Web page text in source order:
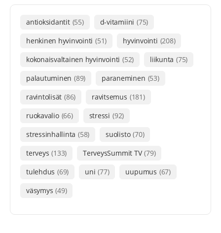
antioksidantit (55) d-vitamiini (75)
henkinen hyvinvointi (51) hyvinvointi (208)
kokonaisvaltainen hyvinvointi (52) liikunta (75)
palautuminen (89) paraneminen (53)
ravintolisät (86) ravitsemus (181)
ruokavalio (66) stressi (92)
stressinhallinta (58) suolisto (70)
terveys (133) TerveysSummit TV (79)
tulehdus (69) uni (77) uupumus (67)
väsymys (49)